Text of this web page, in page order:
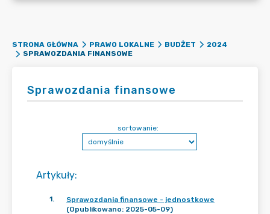
STRONA GŁÓWNA PRAWO LOKALNE BUDŻET
2024
SPRAWOZDANIA FINANSOWE
Sprawozdania finansowe
Artykuły:
sortowanie:
1.
Sprawozdania finansowe - jednostkowe
(Opublikowano: 2025-05-09)